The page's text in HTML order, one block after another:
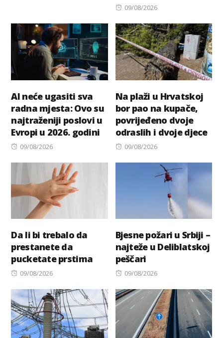
Posted
09/08/2026
AI neće ugasiti sva
radna mjesta: Ovo su
najtraženiji poslovi u
Evropi u 2026. godini
Posted
09/08/2026
Na plaži u Hrvatskoj
bor pao na kupače,
povrijeđeno dvoje
odraslih i dvoje djece
Posted
09/08/2026
Da li bi trebalo da
prestanete da
pucketate prstima
Posted
09/08/2026
Bjesne požari u Srbiji –
najteže u Deliblatskoj
peščari
Posted
09/08/2026